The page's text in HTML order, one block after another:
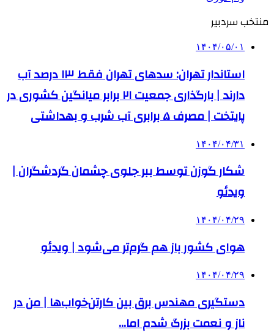
منتخب سردبیر
۱۴۰۴/۰۵/۰۱
استاندار تهران: سدهای تهران فقط ۱۳ درصد آب
دارند | بارگذاری جمعیت ۲۱ برابر میانگین کشوری در
پایتخت | مصرف ۵ برابری آب شرب و بهداشتی
۱۴۰۴/۰۴/۳۱
شکار گوزن توسط ببر جلوی چشمان گردشگران |
ویدئو
۱۴۰۴/۰۴/۲۹
هوای کشور باز هم گرم‌تر می‌شود | ویدئو
۱۴۰۴/۰۴/۲۹
دستگیری مهندس برق بین کارتن‌خواب‌ها | من در
ناز و نعمت بزرگ شدم اما…